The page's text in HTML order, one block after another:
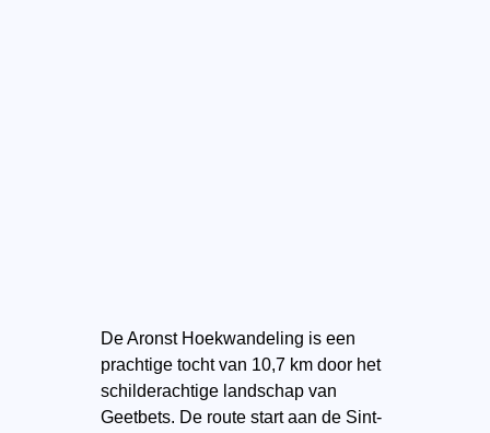
De Aronst Hoekwandeling is een
prachtige tocht van 10,7 km door het
schilderachtige landschap van
Geetbets. De route start aan de Sint-